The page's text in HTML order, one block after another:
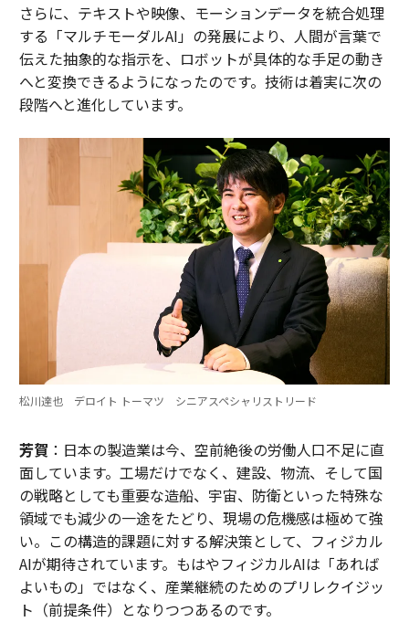
さらに、テキストや映像、モーションデータを統合処理
する「マルチモーダルAI」の発展により、人間が言葉で
伝えた抽象的な指示を、ロボットが具体的な手足の動き
へと変換できるようになったのです。技術は着実に次の
段階へと進化しています。
松川達也 デロイト トーマツ シニアスペシャリストリード
芳賀 ：日本の製造業は今、空前絶後の労働人口不足に直
面しています。工場だけでなく、建設、物流、そして国
の戦略としても重要な造船、宇宙、防衛といった特殊な
領域でも減少の一途をたどり、現場の危機感は極めて強
い。この構造的課題に対する解決策として、フィジカル
AIが期待されています。もはやフィジカルAIは「あれば
よいもの」ではなく、産業継続のためのプリレクイジッ
ト（前提条件）となりつつあるのです。